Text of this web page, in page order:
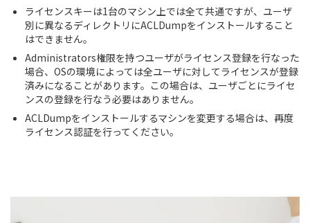
ライセンスキーは1台のマシン上では全て共通ですが、ユーザ
別に異なるディレクトリにACLDumpをインストールすること
はできません。
Administrators権限を持つユーザがライセンス登録を行なった
場合、OSの環境によっては全ユーザに対してライセンスが登録
済みになることがあります。この場合は、ユーザごとにライセ
ンスの登録を行なう必要はありません。
ACLDumpをインストールするマシンを変更する場合は、再度
ライセンス認証を行ってください。